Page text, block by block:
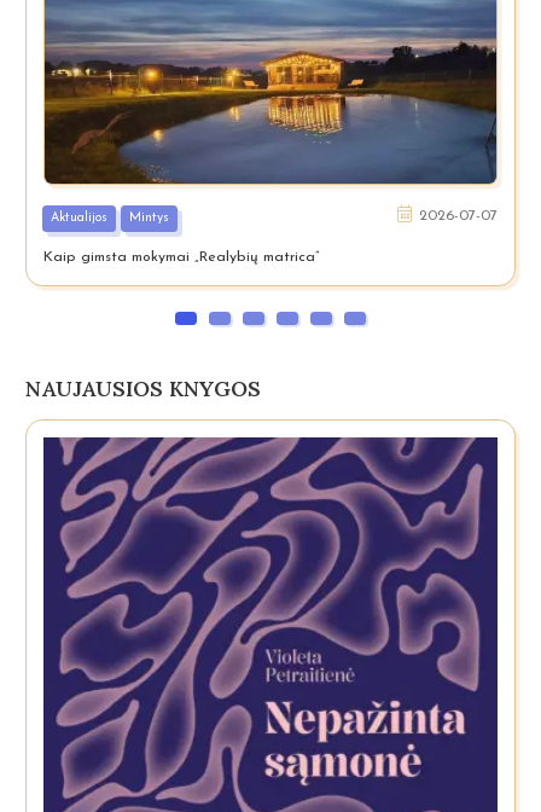
Aktualijos Mintys 2026-07-07
Kaip gimsta mokymai „Realybių matrica”
NAUJAUSIOS KNYGOS